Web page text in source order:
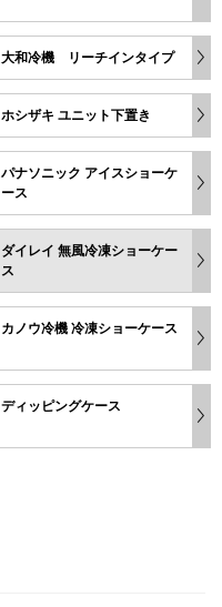
大和冷機 リーチインタイプ
ホシザキ ユニット下置き
パナソニック アイスショーケ
ース
ダイレイ 無風冷凍ショーケー
ス
カノウ冷機 冷凍ショーケース
ディッピングケース